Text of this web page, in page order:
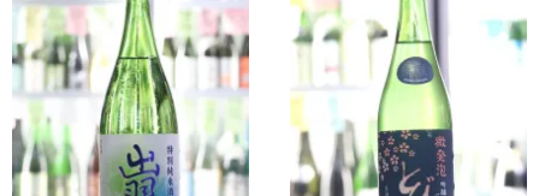
おつまみなど
ご利用案内